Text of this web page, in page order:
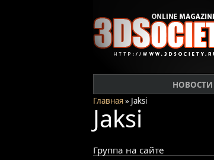
НОВОСТИ
Главная» Jaksi
Jaksi
Группа на сайте